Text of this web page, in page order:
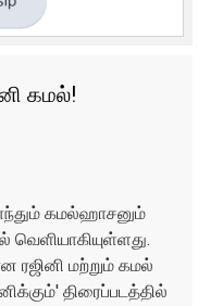
கமல்!
கமல்ஹாசனும்
ரஜினி மற்றும் கமல்
திரைப்படத்தில்